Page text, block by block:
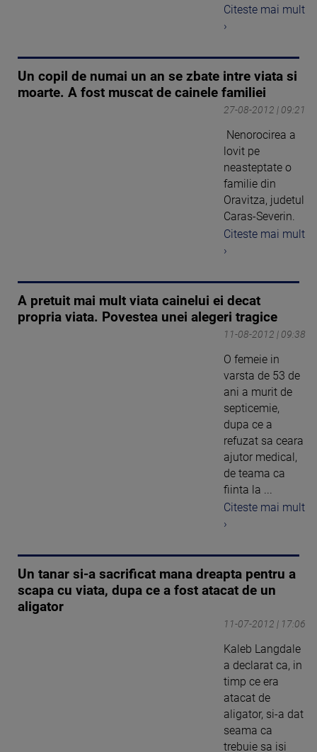
Citeste mai mult
›
Un copil de numai un an se zbate intre viata si
moarte. A fost muscat de cainele familiei
27-08-2012 | 09:21
Nenorocirea a
lovit pe
neasteptate o
familie din
Oravitza, judetul
Caras-Severin.
Citeste mai mult
›
A pretuit mai mult viata cainelui ei decat
propria viata. Povestea unei alegeri tragice
11-08-2012 | 09:38
O femeie in
varsta de 53 de
ani a murit de
septicemie,
dupa ce a
refuzat sa ceara
ajutor medical,
de teama ca
fiinta la ...
Citeste mai mult
›
Un tanar si-a sacrificat mana dreapta pentru a
scapa cu viata, dupa ce a fost atacat de un
aligator
11-07-2012 | 17:06
Kaleb Langdale
a declarat ca, in
timp ce era
atacat de
aligator, si-a dat
seama ca
trebuie sa isi